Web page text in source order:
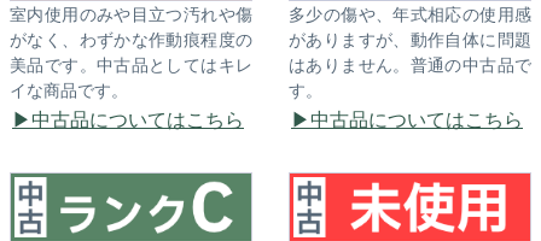
室内使用のみや目立つ汚れや傷
がなく、わずかな作動痕程度の
美品です。中古品としてはキレ
イな商品です。
中古品についてはこちら
多少の傷や、年式相応の使用感
がありますが、動作自体に問題
はありません。普通の中古品で
す。
中古品についてはこちら